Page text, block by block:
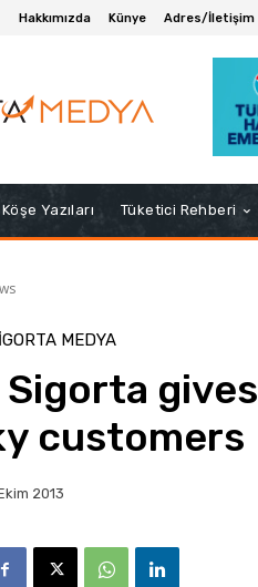
Hakkımızda Künye Adres/İletişim
Yazıları Tüketici Rehberi
MEDYA
customers
2013